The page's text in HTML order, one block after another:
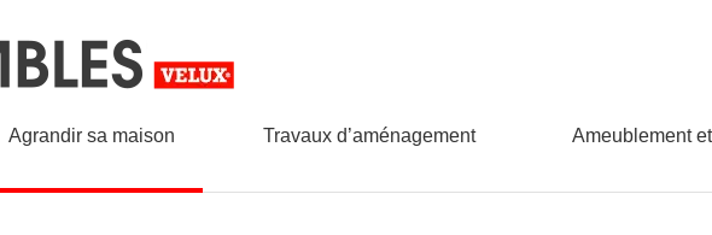
Agrandir sa maison Travaux d’aménagement Ameublement